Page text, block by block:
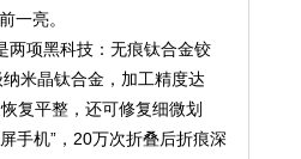
一亮。
两项黑科技：无痕钛合金铰
米晶钛合金，加工精度达
复平整，还可修复细微划
手机”，20万次折叠后折痕深